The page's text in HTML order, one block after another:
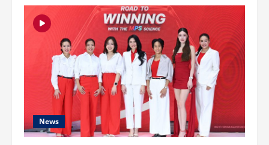
อพท.
รวม
พลัง
พันธมิตร
และ
เครือ
ข่าย
เมือง
สร้าง
สรรค์
ยู
โก
เปิด
งาน
News